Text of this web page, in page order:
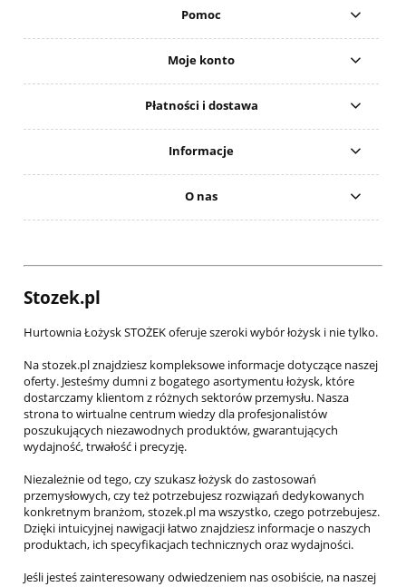
Pomoc
Moje konto
Płatności i dostawa
Informacje
O nas
Stozek.pl
Hurtownia Łożysk STOŻEK oferuje szeroki wybór łożysk i nie tylko.
Na stozek.pl znajdziesz kompleksowe informacje dotyczące naszej
oferty. Jesteśmy dumni z bogatego asortymentu łożysk, które
dostarczamy klientom z różnych sektorów przemysłu. Nasza
strona to wirtualne centrum wiedzy dla profesjonalistów
poszukujących niezawodnych produktów, gwarantujących
wydajność, trwałość i precyzję.
Niezależnie od tego, czy szukasz łożysk do zastosowań
przemysłowych, czy też potrzebujesz rozwiązań dedykowanych
konkretnym branżom, stozek.pl ma wszystko, czego potrzebujesz.
Dzięki intuicyjnej nawigacji łatwo znajdziesz informacje o naszych
produktach, ich specyfikacjach technicznych oraz wydajności.
Jeśli jesteś zainteresowany odwiedzeniem nas osobiście, na naszej